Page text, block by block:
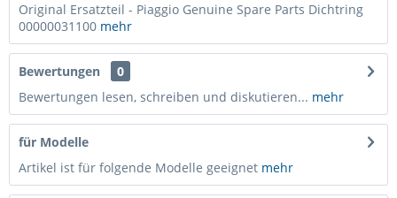
Original Ersatzteil - Piaggio Genuine Spare Parts Dichtring
00000031100 mehr
Bewertungen
0
Bewertungen lesen, schreiben und diskutieren... mehr
für Modelle
Artikel ist für folgende Modelle geeignet mehr